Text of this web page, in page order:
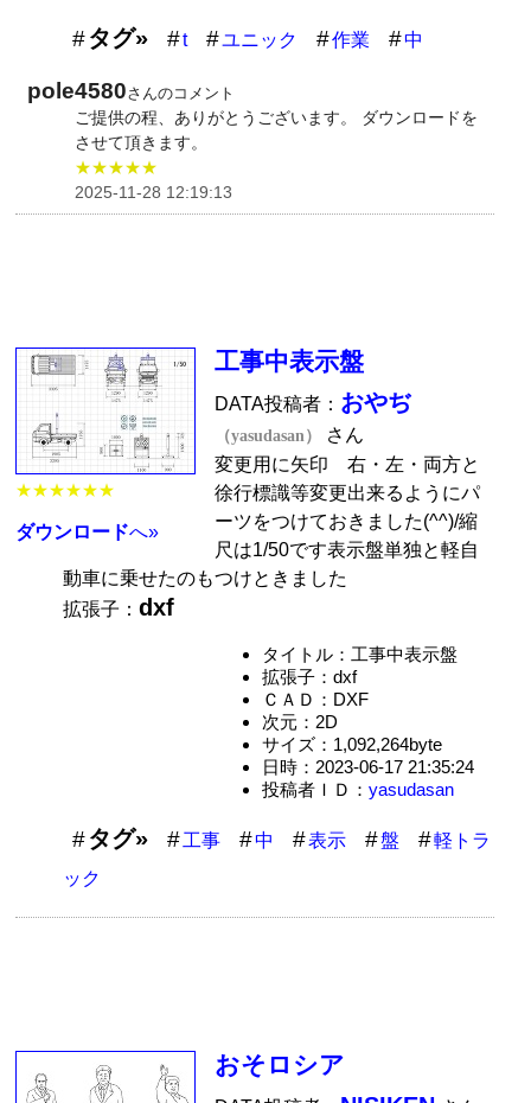
タグ» t ユニック 作業 中
pole4580さんのコメント
ご提供の程、ありがとうございます。 ダウンロードを
させて頂きます。
★★★★★
2025-11-28 12:19:13
★★★★★★
ダウンロードへ»
工事中表示盤
DATA投稿者： おやぢ
（yasudasan）
さん
変更用に矢印 右・左・両方と
徐行標識等変更出来るようにパ
ーツをつけておきました(^^)/縮
尺は1/50です表示盤単独と軽自
動車に乗せたのもつけときました
拡張子：dxf
タイトル：工事中表示盤
拡張子：dxf
ＣＡＤ：DXF
次元：2D
サイズ：1,092,264byte
日時：2023-06-17 21:35:24
投稿者ＩＤ： yasudasan
タグ» 工事 中 表示 盤
軽トラ
ック
おそロシア